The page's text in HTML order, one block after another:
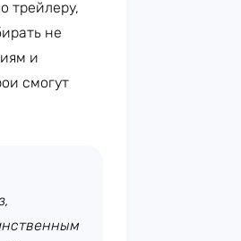
трейлеру,
не
и
смогут